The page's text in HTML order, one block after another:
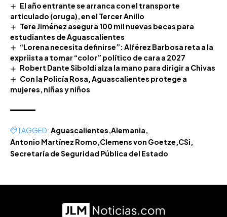
El año entrante se arranca con el transporte
articulado (oruga), en el Tercer Anillo
Tere Jiménez asegura 100 mil nuevas becas para
estudiantes de Aguascalientes
“Lorena necesita definirse”: Alférez Barbosa reta a la
expriista a tomar “color” político de cara a 2027
Robert Dante Siboldi alza la mano para dirigir a Chivas
Con la Policía Rosa, Aguascalientes protege a
mujeres, niñas y niños
TAGGED: Aguascalientes Alemania
Antonio Martínez Romo Clemens von Goetze CSi
Secretaría de Seguridad Pública del Estado